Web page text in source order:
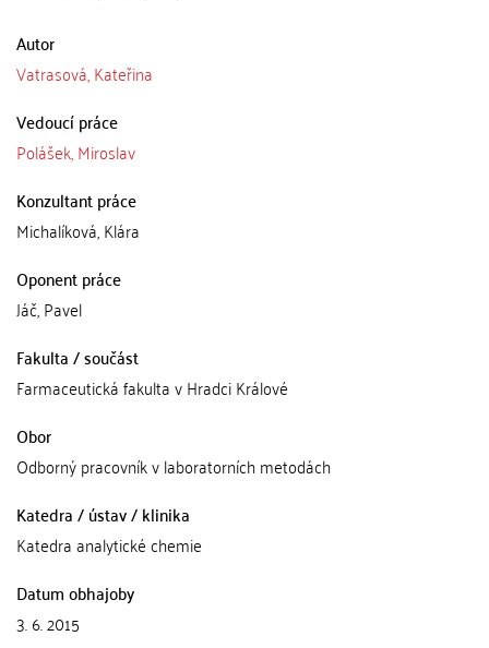
Autor
Vatrasová, Kateřina
Vedoucí práce
Polášek, Miroslav
Konzultant práce
Michalíková, Klára
Oponent práce
Jáč, Pavel
Fakulta / součást
Farmaceutická fakulta v Hradci Králové
Obor
Odborný pracovník v laboratorních metodách
Katedra / ústav / klinika
Katedra analytické chemie
Datum obhajoby
3. 6. 2015